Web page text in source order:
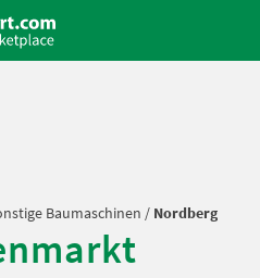
Baumaschinen / Nordberg